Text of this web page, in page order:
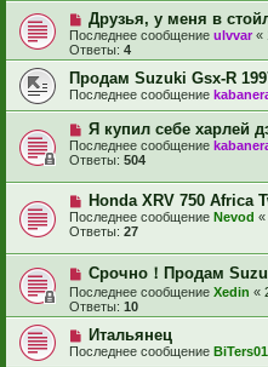
Друзья, у меня в
Последнее сообщение ulvvar«
Ответы: 4
Продам Suzuki Gsx-R
Последнее сообщение
Я купил себе харлей
Последнее сообщение
Ответы: 504
Honda XRV 750 Africa
Последнее сообщение Nevod «
Ответы: 27
Срочно！Продам
Последнее сообщение Xedin «
Ответы: 10
Итальянец
Последнее сообщение BiTers01